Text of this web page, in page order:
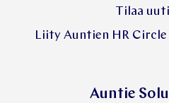
Tilaa
Liity Auntien HR
Auntie